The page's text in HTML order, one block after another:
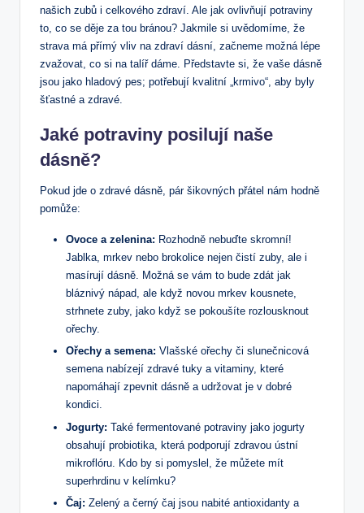
našich zubů i celkového zdraví. Ale ‌jak ovlivňují potraviny‍
to, co se děje za ⁤tou bránou? Jakmile si uvědomíme,‍ že
strava má přímý vliv na zdraví dásní, začneme možná ⁤lépe
zvažovat, co si na talíř dáme. Představte si, že vaše dásně
⁢jsou jako hladový pes; potřebují kvalitní „krmivo“, aby byly
šťastné a ‌zdravé.
Jaké potraviny posilují⁢ naše
dásně?
Pokud jde o zdravé dásně, pár šikovných přátel nám hodně
pomůže:
Ovoce a zelenina: Rozhodně nebuďte skromní!
Jablka, mrkev‌ nebo brokolice nejen čistí zuby, ale i
masírují ⁢dásně. Možná se vám to bude zdát ‌jak
bláznivý nápad, ‌ale když novou mrkev kousnete,
strhnete zuby, jako když se pokoušíte rozlousknout⁤
ořechy.
Ořechy a semena: Vlašské ořechy či slunečnicová
semena nabízejí zdravé tuky a vitaminy, které
napomáhají zpevnit‍ dásně a udržovat je v dobré
kondici.
Jogurty: Také fermentované ⁣potraviny ⁤jako jogurty
obsahují probiotika, která podporují zdravou ‍ústní
mikroflóru. Kdo by si pomyslel, že můžete⁢ mít
superhrdinu v⁣ kelímku?
Čaj: Zelený a černý čaj⁢ jsou ‍nabité ⁣antioxidanty a